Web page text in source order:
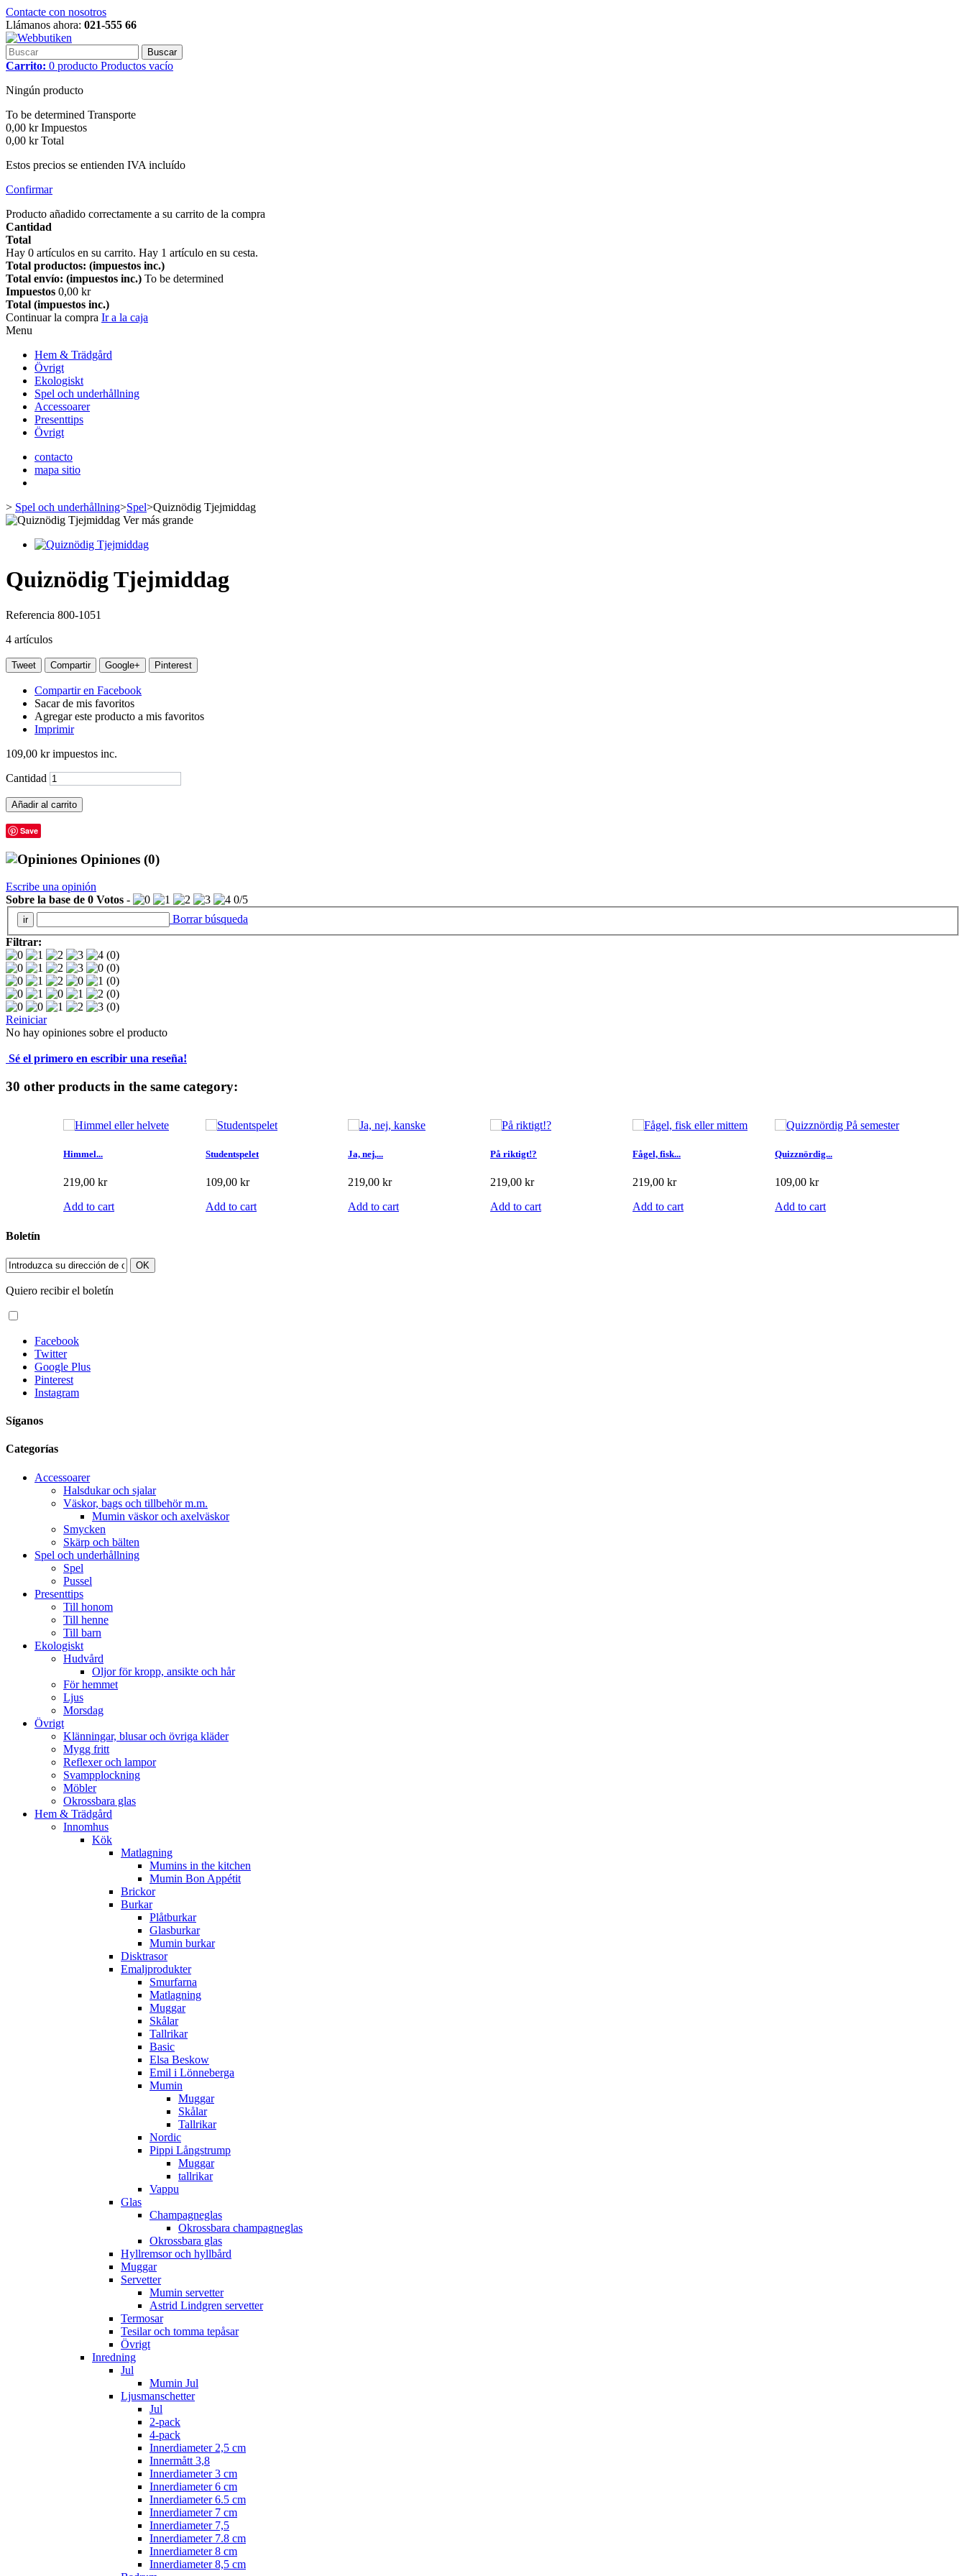
Contacte con nosotros
Llámanos ahora: 021-555 66
Buscar
Carrito: 0 producto Productos vacío
Ningún producto
To be determined Transporte
0,00 kr Impuestos
0,00 kr Total
Estos precios se entienden IVA incluído
Confirmar
Producto añadido correctamente a su carrito de la compra
Cantidad
Total
Hay 0 artículos en su carrito. Hay 1 artículo en su cesta.
Total productos: (impuestos inc.)
Total envío: (impuestos inc.) To be determined
Impuestos 0,00 kr
Total (impuestos inc.)
Continuar la compra Ir a la caja
Menu
Hem & Trädgård
Övrigt
Ekologiskt
Spel och underhållning
Accessoarer
Presenttips
Övrigt
contacto
mapa sitio
> Spel och underhållning>Spel>Quiznödig Tjejmiddag
Ver más grande
Quiznödig Tjejmiddag
Referencia 800-1051
4 artículos
Tweet Compartir Google+ Pinterest
Compartir en Facebook
Sacar de mis favoritos
Agregar este producto a mis favoritos
Imprimir
109,00 krimpuestos inc.
Cantidad
Añadir al carrito
Save
Opiniones (0)
Escribe una opinión
Sobre la base de 0 Votos - 0/5
Borrar búsqueda
Filtrar:
(0)
(0)
(0)
(0)
(0)
Reiniciar
No hay opiniones sobre el producto
Sé el primero en escribir una reseña!
30 other products in the same category:
Himmel...
219,00 kr
Add to cart
Studentspelet
109,00 kr
Add to cart
Ja, nej,...
219,00 kr
Add to cart
På riktigt!?
219,00 kr
Add to cart
Fågel, fisk...
219,00 kr
Add to cart
Quizznördig...
109,00 kr
Add to cart
Boletín
OK
Quiero recibir el boletín
Facebook
Twitter
Google Plus
Pinterest
Instagram
Síganos
Categorías
Accessoarer
Halsdukar och sjalar
Väskor, bags och tillbehör m.m.
Mumin väskor och axelväskor
Smycken
Skärp och bälten
Spel och underhållning
Spel
Pussel
Presenttips
Till honom
Till henne
Till barn
Ekologiskt
Hudvård
Oljor för kropp, ansikte och hår
För hemmet
Ljus
Morsdag
Övrigt
Klänningar, blusar och övriga kläder
Mygg fritt
Reflexer och lampor
Svampplockning
Möbler
Okrossbara glas
Hem & Trädgård
Innomhus
Kök
Matlagning
Mumins in the kitchen
Mumin Bon Appétit
Brickor
Burkar
Plåtburkar
Glasburkar
Mumin burkar
Disktrasor
Emaljprodukter
Smurfarna
Matlagning
Muggar
Skålar
Tallrikar
Basic
Elsa Beskow
Emil i Lönneberga
Mumin
Muggar
Skålar
Tallrikar
Nordic
Pippi Långstrump
Muggar
tallrikar
Vappu
Glas
Champagneglas
Okrossbara champagneglas
Okrossbara glas
Hyllremsor och hyllbård
Muggar
Servetter
Mumin servetter
Astrid Lindgren servetter
Termosar
Tesilar och tomma tepåsar
Övrigt
Inredning
Jul
Mumin Jul
Ljusmanschetter
Jul
2-pack
4-pack
Innerdiameter 2,5 cm
Innermått 3,8
Innerdiameter 3 cm
Innerdiameter 6 cm
Innerdiameter 6.5 cm
Innerdiameter 7 cm
Innerdiameter 7,5
Innerdiameter 7.8 cm
Innerdiameter 8 cm
Innerdiameter 8,5 cm